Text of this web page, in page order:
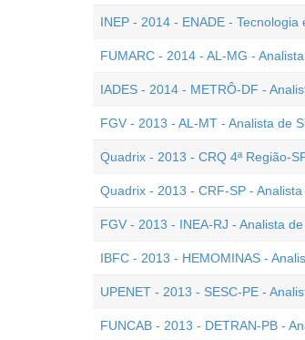
INEP - 2014 - ENADE -
FUMARC - 2014 - AL-MG -
IADES - 2014 - METRÔ-DF -
FGV - 2013 - AL-MT - Analista de
Quadrix - 2013 - CRQ 4ª Região-
Quadrix - 2013 - CRF-SP -
FGV - 2013 - INEA-RJ - Analista
IBFC - 2013 - HEMOMINAS -
UPENET - 2013 - SESC-PE -
FUNCAB - 2013 - DETRAN-PB -